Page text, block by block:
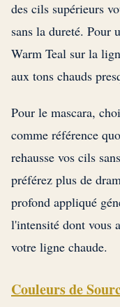
des cils supérieurs
sans la dureté. Pour
Warm Teal sur la
aux tons chauds
Pour le mascara,
comme référence
rehausse vos cils
préférez plus de
profond appliqué
l'intensité dont vous
votre ligne chaude.
Couleurs de